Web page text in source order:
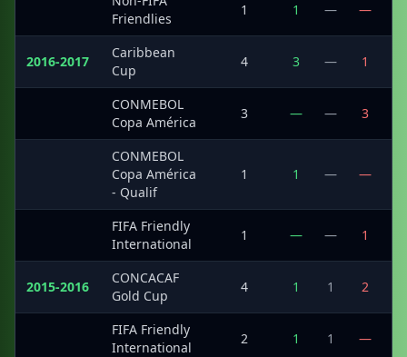
Friendlies
1 1 — —
2016-2017
Caribbean
Cup
4 3 — 1
CONMEBOL
Copa América
3 — — 3
CONMEBOL
Copa América
- Qualif
1 1 — —
FIFA Friendly
International
1 — — 1
2015-2016
CONCACAF
Gold Cup
4 1 1 2
FIFA Friendly
International
2 1 1 —